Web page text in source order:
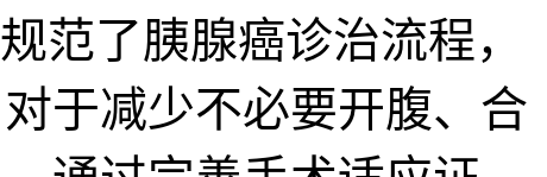
范了胰腺癌诊治流程，
于减少不必要开腹、合